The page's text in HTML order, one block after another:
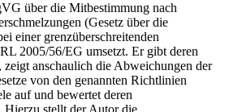
über die Mitbestimmung nach
(Gesetz über die
einer grenzüberschreitenden
2005/56/EG umsetzt. Er gibt deren
anschaulich die Abweichungen der
von den genannten Richtlinien
auf und bewertet deren
Hierzu stellt der Autor die